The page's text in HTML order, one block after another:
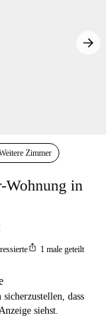
Zimmer
Wohnung in
ios_share 1 male geteilt
dass
siehst.